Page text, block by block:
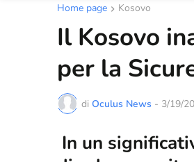
Home page Kosovo
Il Kosovo
per la
di Oculus News - 3/19/
In un